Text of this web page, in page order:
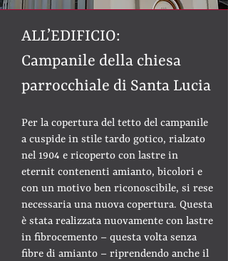
ALL’EDIFICIO:
Campanile della chiesa
parrocchiale di Santa Lucia
Per la copertura del tetto del campanile
a cuspide in stile tardo gotico, rialzato
nel 1904 e ricoperto con lastre in
eternit contenenti amianto, bicolori e
con un motivo ben riconoscibile, si rese
necessaria una nuova copertura. Questa
è stata realizzata nuovamente con lastre
in fibrocemento – questa volta senza
fibre di amianto – riprendendo anche il